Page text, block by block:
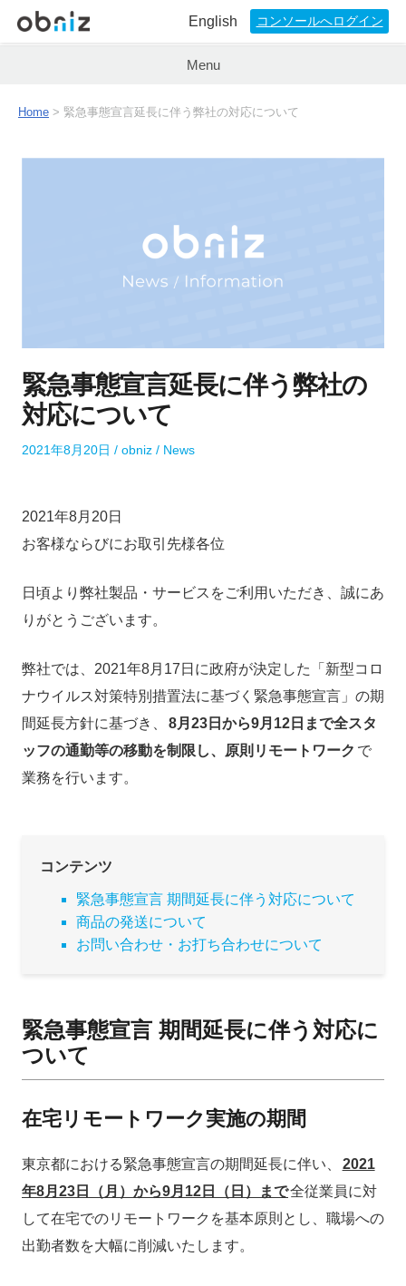
English コンソールへログイン
Menu
Home > 緊急事態宣言延長に伴う弊社の対応について
緊急事態宣言延長に伴う弊社の
対応について
P
e
d
2021年8月20日
A
r
obniz
P
d
News
2021年8月20日
お客様ならびにお取引先様各位
日頃より弊社製品・サービスをご利用いただき、誠にあ
りがとうございます。
弊社では、2021年8月17日に政府が決定した「新型コロ
ナウイルス対策特別措置法に基づく緊急事態宣言」の期
間延長方針に基づき、
8月23日から9月12日まで全スタ
ッフの通勤等の移動を制限し、原則リモートワーク で
業務を行います。
コンテンツ
緊急事態宣言 期間延長に伴う対応について
商品の発送について
お問い合わせ・お打ち合わせについて
緊急事態宣言 期間延長に伴う対応に
ついて
在宅リモートワーク実施の期間
東京都における緊急事態宣言の期間延長に伴い、
2021
年8月23日（月）から9月12日（日）まで全従業員に対
して在宅でのリモートワークを基本原則とし、職場への
出勤者数を大幅に削減いたします。